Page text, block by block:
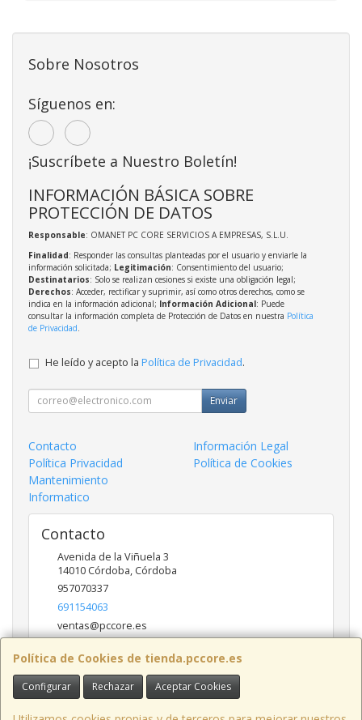
Política de Cookies de tienda.pccore.es
Configurar Rechazar Aceptar Cookies
Sobre Nosotros
Síguenos en:
¡Suscríbete a Nuestro Boletín!
INFORMACIÓN BÁSICA SOBRE
PROTECCIÓN DE DATOS
Responsable: OMANET PC CORE SERVICIOS A EMPRESAS, S.L.U.
Finalidad: Responder las consultas planteadas por el usuario y enviarle la
información solicitada; Legitimación: Consentimiento del usuario;
Destinatarios: Solo se realizan cesiones si existe una obligación legal;
Derechos: Acceder, rectificar y suprimir, así como otros derechos, como se
indica en la información adicional; Información Adicional: Puede
consultar la información completa de Protección de Datos en nuestra Política
de Privacidad
He leído y acepto la Política de Privacidad.
Enviar
Contacto
Información Legal
Política Privacidad
Política de Cookies
Mantenimiento
Informatico
Contacto
Avenida de la Viñuela 3
14010 Córdoba, Córdoba
957070337
691154063
ventas@pccore.es
Horario
10-13:30